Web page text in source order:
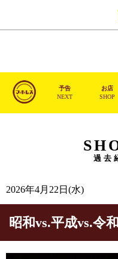
スポーツ
映画
予告
NEXT
お店
SHOP
過去
2026年4月22日(水)
昭和vs.平成vs.令